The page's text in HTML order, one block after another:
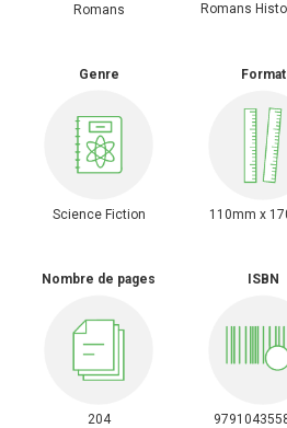
Romans Romans
Genre
Science Fiction
Format
110mm x
Nombre de pages
204
ISBN